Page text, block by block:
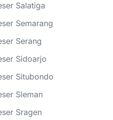
Salatiga
Semarang
Serang
Sidoarjo
Situbondo
Sleman
Sragen